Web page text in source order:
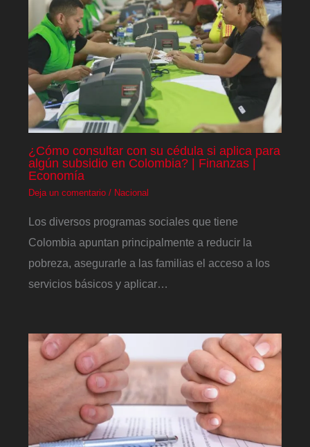
¿Cómo consultar con su cédula si aplica para
algún subsidio en Colombia? | Finanzas |
Economía
Deja un comentario / Nacional
Los diversos programas sociales que tiene
Colombia apuntan principalmente a reducir la
pobreza, asegurarle a las familias el acceso a los
servicios básicos y aplicar…